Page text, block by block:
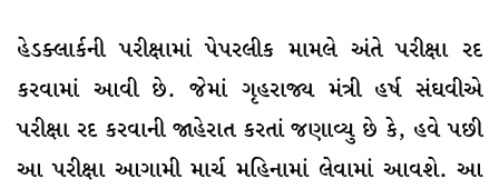
હેડક્લાર્કની પરીક્ષામાં પેપરલીક મામલે અંતે પરીક્ષા રદ
કરવામાં આવી છે. જેમાં ગૃહરાજ્ય મંત્રી હર્ષ સંઘવીએ
પરીક્ષા રદ કરવાની જાહેરાત કરતાં જણાવ્યુ છે કે, હવે પછી
આ પરીક્ષા આગામી માર્ચ મહિનામાં લેવામાં આવશે. આ